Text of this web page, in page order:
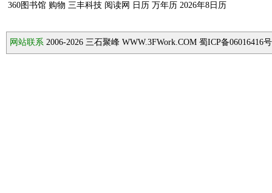
360图书馆 购物 三丰科技 阅读网 日历 万年历 2026年8日历
网站联系 2006-2026 三石聚峰 WWW.3FWork.COM 蜀ICP备06016416号